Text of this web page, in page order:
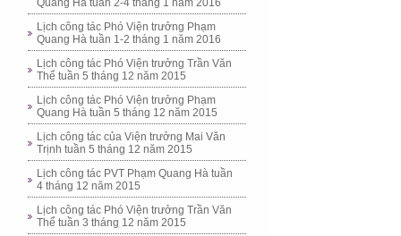
Quang Hà tuần 2-4 tháng 1 năm 2016
Lịch công tác Phó Viện trưởng Phạm
Quang Hà tuần 1-2 tháng 1 năm 2016
Lịch công tác Phó Viện trưởng Trần Văn
Thể tuần 5 tháng 12 năm 2015
Lịch công tác Phó Viện trưởng Phạm
Quang Hà tuần 5 tháng 12 năm 2015
Lịch công tác của Viện trưởng Mai Văn
Trịnh tuần 5 tháng 12 năm 2015
Lịch công tác PVT Phạm Quang Hà tuần
4 tháng 12 năm 2015
Lịch công tác Phó Viện trưởng Trần Văn
Thể tuần 3 tháng 12 năm 2015